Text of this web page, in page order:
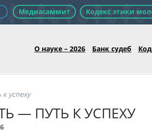
Медиасаммит Кодекс этики
О науке – 2026 Банк судеб
успеху
— ПУТЬ К УСПЕХУ